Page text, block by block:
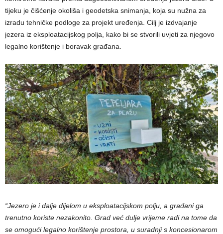
tijeku je čišćenje okoliša i geodetska snimanja, koja su nužna za
izradu tehničke podloge za projekt uređenja. Cilj je izdvajanje
jezera iz eksploatacijskog polja, kako bi se stvorili uvjeti za njegovo
legalno korištenje i boravak građana.
“Jezero je i dalje dijelom u eksploatacijskom polju, a građani ga
trenutno koriste nezakonito. Grad već dulje vrijeme radi na tome da
se omogući legalno korištenje prostora, u suradnji s koncesionarom